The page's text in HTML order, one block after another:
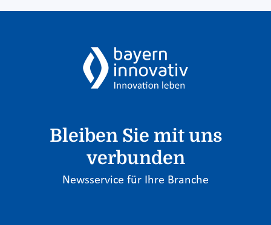
Bleiben Sie mit uns
verbunden
Newsservice für Ihre Branche